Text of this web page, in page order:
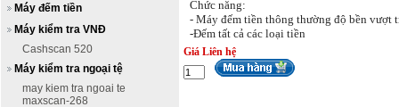
Máy đếm tiền
Máy kiểm tra VNĐ
Cashscan 520
Máy kiểm tra ngoại tệ
may kiem tra ngoai te
maxscan-268
Chức năng:
- Máy đếm tiền thông thường độ bền vượt
-Đếm tất cả các loại tiền
Giá Liên hệ